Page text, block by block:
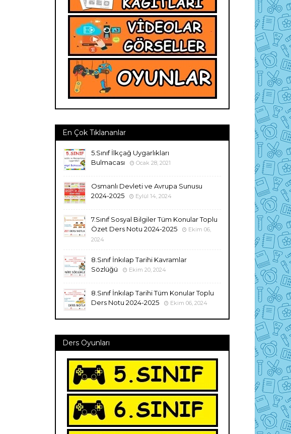
En Çok Tıklananlar
5.Sınıf İlkçağ Uygarlıkları
Bulmacası
Ocak 28, 2021
Osmanlı Devleti ve Avrupa Sunusu
2024-2025
Eylül 14, 2024
7.Sınıf Sosyal Bilgiler Tüm Konular Toplu
Özet Ders Notu 2024-2025
Ekim 06,
2024
8.Sınıf İnkılap Tarihi Kavramlar
Sözlüğü
Ekim 20, 2024
8.Sınıf İnkılap Tarihi Tüm Konular Toplu
Ders Notu 2024-2025
Ekim 06, 2024
Ders Oyunları